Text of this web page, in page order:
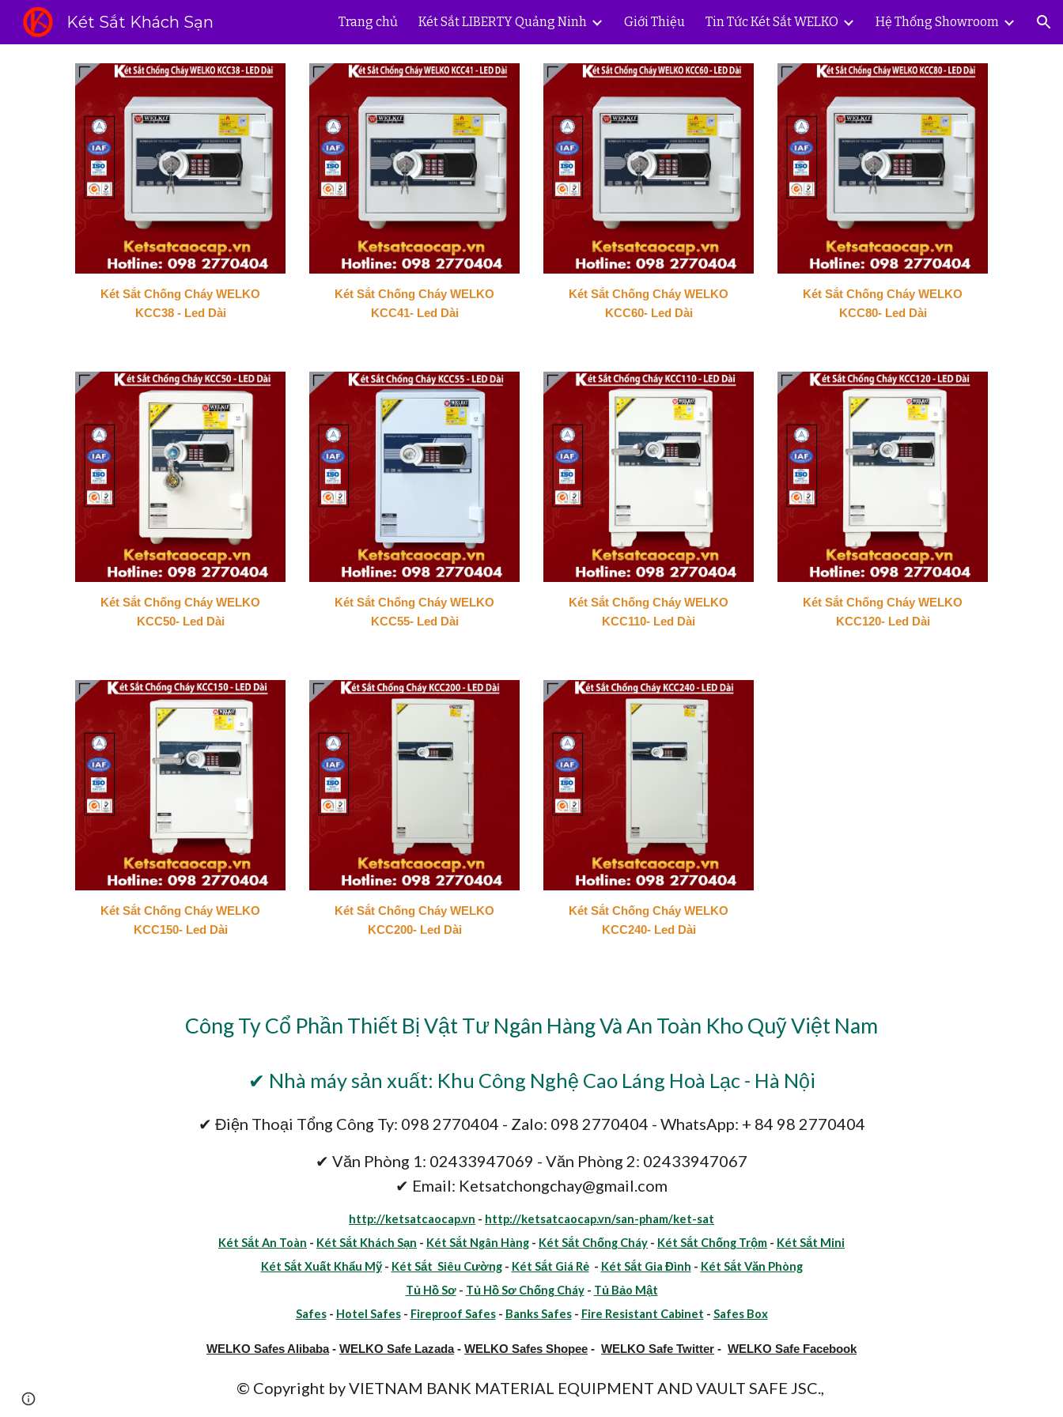
Skip to main content Skip to navigation
Két Sắt Khách Sạn Trang chủ Két Sắt LIBERTY Quảng Ninh Giới Thiệu Tin Tức Két Sắt WELKO Hệ Thống Showroom
Két Sắt Chống Cháy WELKO
KCC38 - Led Dài
Két Sắt Chống Cháy WELKO
KCC41- Led Dài
Két Sắt Chống Cháy WELKO
KCC60- Led Dài
Két Sắt Chống Cháy WELKO
KCC80- Led Dài
Két Sắt Chống Cháy WELKO
KCC50- Led Dài
Két Sắt Chống Cháy WELKO
KCC55- Led Dài
Két Sắt Chống Cháy WELKO
KCC110- Led Dài
Két Sắt Chống Cháy WELKO
KCC120- Led Dài
Két Sắt Chống Cháy WELKO
KCC150- Led Dài
Két Sắt Chống Cháy WELKO
KCC200- Led Dài
Két Sắt Chống Cháy WELKO
KCC240- Led Dài
Công Ty Cổ Phần Thiết Bị Vật Tư Ngân Hàng Và An Toàn Kho Quỹ Việt Nam
✔ Nhà máy sản xuất: Khu Công Nghệ Cao Láng Hoà Lạc - Hà Nội
✔ Điện Thoại Tổng Công Ty: 098 2770404 - Zalo: 098 2770404 - WhatsApp: + 84 98 2770404
✔ Văn Phòng 1: 02433947069 - Văn Phòng 2: 02433947067
✔ Email: Ketsatchongchay@gmail.com
http://ketsatcaocap.vn - http://ketsatcaocap.vn/san-pham/ket-sat
Két Sắt An Toàn - Két Sắt Khách Sạn - Két Sắt Ngân Hàng - Két Sắt Chống Cháy - Két Sắt Chống Trộm - Két Sắt Mini
Két Sắt Xuất Khẩu Mỹ- Két Sắt Siêu Cường- Két Sắt Giá Rẻ- Két Sắt Gia Đình - Két Sắt Văn Phòng
Tủ Hồ Sơ- Tủ Hồ Sơ Chống Cháy- Tủ Bảo Mật
Safes- Hotel Safes- Fireproof Safes- Banks Safes- Fire Resistant Cabinet - Safes Box
WELKO Safes Alibaba- WELKO Safe Lazada- WELKO Safes Shopee - WELKO Safe Twitter - WELKO Safe Facebook
© Copyright by VIETNAM BANK MATERIAL EQUIPMENT AND VAULT SAFE JSC.,